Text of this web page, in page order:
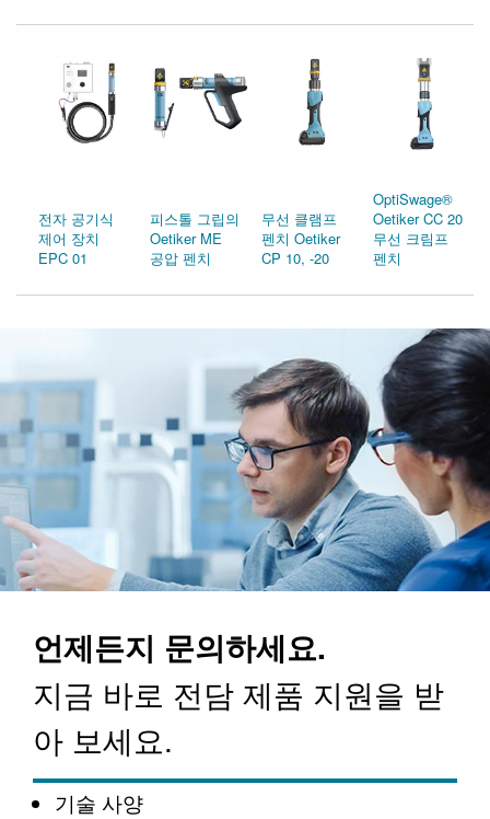
전자 공기식
제어 장치
EPC 01
피스톨 그립의
Oetiker ME
공압 펜치
무선 클램프
펜치 Oetiker
CP 10, -20
OptiSwage®
Oetiker CC 20
무선 크림프
펜치
언제든지 문의하세요.
지금 바로 전담 제품 지원을 받
아 보세요.
기술 사양